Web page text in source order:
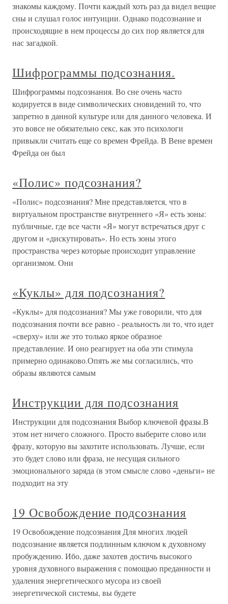
знакомы каждому. Почти каждый хоть раз да видел вещие
сны и слушал голос интуиции. Однако подсознание и
происходящие в нем процессы до сих пор является для
нас загадкой.
Шифрограммы подсознания.
Шифрограммы подсознания. Во сне очень часто
кодируется в виде символических сновидений то, что
запретно в данной культуре или для данного человека. И
это вовсе не обязательно секс, как это психологи
привыкли считать еще со времен Фрейда. В Вене времен
Фрейда он был
«Полис» подсознания?
«Полис» подсознания? Мне представляется, что в
виртуальном пространстве внутреннего «Я» есть зоны:
публичные, где все части «Я» могут встречаться друг с
другом и «дискутировать». Но есть зоны этого
пространства через которые происходит управление
организмом. Они
«Куклы» для подсознания?
«Куклы» для подсознания? Мы уже говорили, что для
подсознания почти все равно - реальность ли то, что идет
«сверху» или же это только яркое образное
представление. И оно реагирует на оба эти стимула
примерно одинаково.Опять же мы согласились, что
образы являются самым
Инструкции для подсознания
Инструкции для подсознания Выбор ключевой фразы.В
этом нет ничего сложного. Просто выберите слово или
фразу, которую вы захотите использовать. Лучше, если
это будет слово или фраза, не несущая сильного
эмоционального заряда (в этом смысле слово «деньги» не
подходит на эту
19 Освобождение подсознания
19 Освобождение подсознания Для многих людей
подсознание является подлинным ключом к духовному
пробуждению. Ибо, даже захотев достичь высокого
уровня духовного выражения с помощью преданности и
удаления энергетического мусора из своей
энергетической системы, вы будете